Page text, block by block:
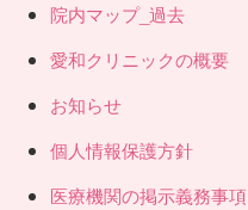
院内マップ_過去
愛和クリニックの概要
お知らせ
個人情報保護方針
医療機関の掲示義務事項